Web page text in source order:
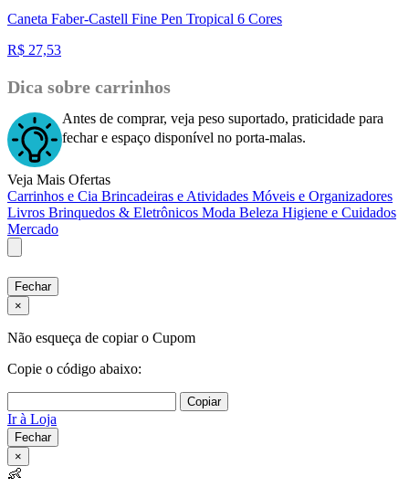
Caneta Faber-Castell Fine Pen Tropical 6 Cores
R$ 27,53
Dica sobre carrinhos
Antes de comprar, veja peso suportado, praticidade para
fechar e espaço disponível no porta-malas.
Veja Mais Ofertas
Carrinhos e Cia Brincadeiras e Atividades Móveis e Organizadores
Livros Brinquedos & Eletrônicos Moda Beleza Higiene e Cuidados
Mercado
Fechar
×
Não esqueça de copiar o Cupom
Copie o código abaixo:
Copiar
Ir à Loja
Fechar
×
👶